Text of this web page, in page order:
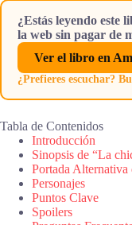
¿Estás leyendo este
la web sin pagar de
Ver el libro en
¿Prefieres escuchar?
Tabla de Contenidos
Introducción
Sinopsis de “La
Portada
Personajes
Puntos Clave
Spoilers